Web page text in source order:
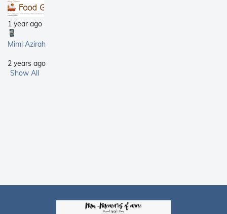
1 year ago
Mimi Azirah
2 years ago
Show All